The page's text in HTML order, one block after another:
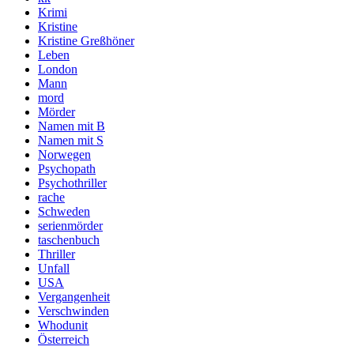
Krimi
Kristine
Kristine Greßhöner
Leben
London
Mann
mord
Mörder
Namen mit B
Namen mit S
Norwegen
Psychopath
Psychothriller
rache
Schweden
serienmörder
taschenbuch
Thriller
Unfall
USA
Vergangenheit
Verschwinden
Whodunit
Österreich